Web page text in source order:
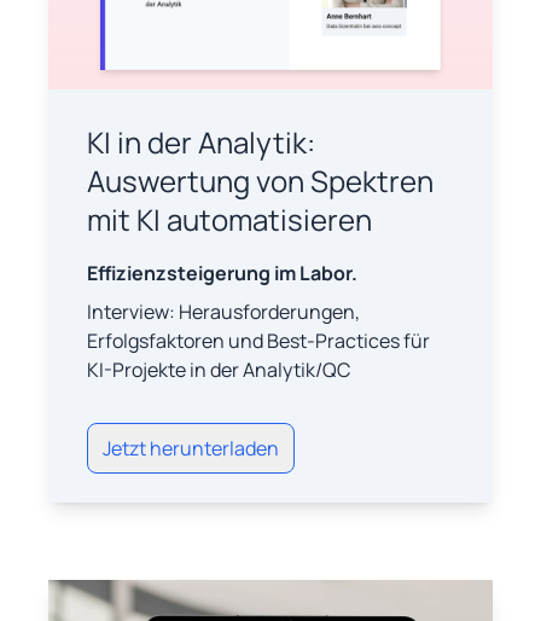
KI in der Analytik:
Auswertung von Spektren
mit KI automatisieren
Effizienzsteigerung im Labor.
Interview: Herausforderungen,
Erfolgsfaktoren und Best-Practices für
KI-Projekte in der Analytik/QC
Jetzt herunterladen